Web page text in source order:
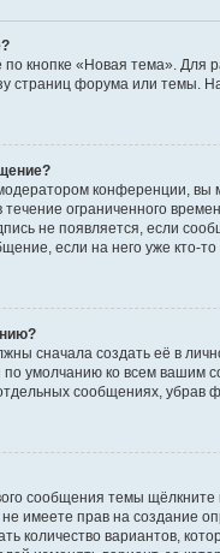
кнопке «Новая тема». Для
страниц форума или
конференции, вы
ограниченного
не появляется, если
если на него уже кто-то
сначала создать её в
умолчанию ко всем
сообщениях, убрав
сообщения темы
имеете прав на создание
количество вариантов,